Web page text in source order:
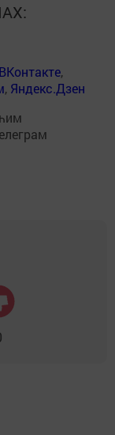
ВКонтакте,
, Яндекс.Дзен